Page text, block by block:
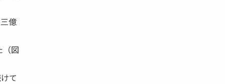
億
（図
て